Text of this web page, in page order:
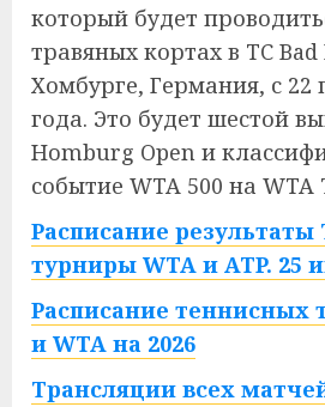
который будет
травяных кортах в TC
Хомбурге, Германия, с 22
года. Это будет шестой
Homburg Open и
событие WTA 500 на WTA
Расписание результаты
турниры WTA и ATP. 25
Расписание теннисных
и WTA на 2026
Трансляции всех